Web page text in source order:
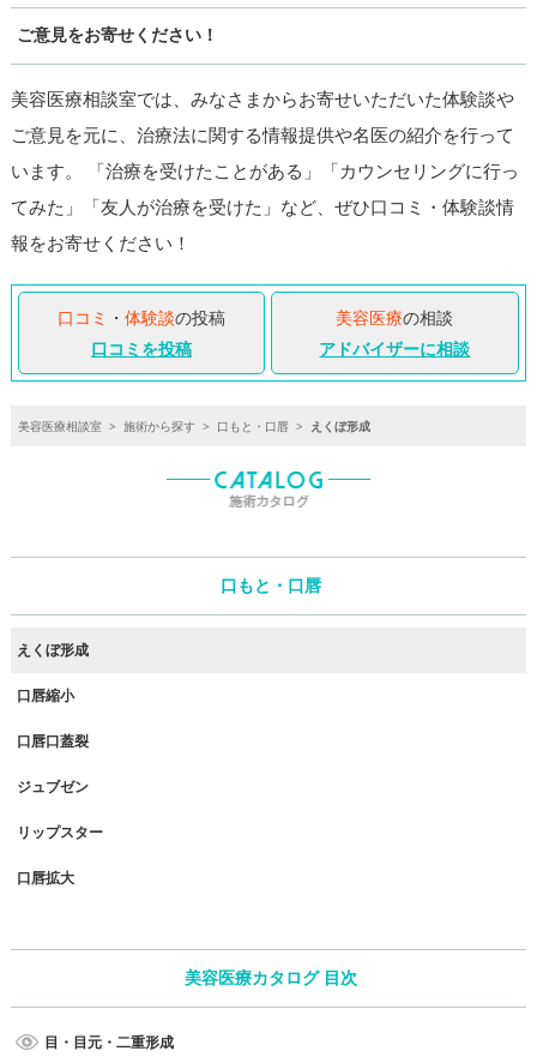
ご意見をお寄せください！
美容医療相談室では、みなさまからお寄せいただいた体験談や
ご意見を元に、治療法に関する情報提供や名医の紹介を行って
います。 「治療を受けたことがある」「カウンセリングに行っ
てみた」「友人が治療を受けた」など、ぜひ口コミ・体験談情
報をお寄せください！
口コミ ・ 体験談の投稿
口コミを投稿
美容医療の相談
アドバイザーに相談
美容医療相談室 > 施術から探す > 口もと・口唇 > えくぼ形成
口もと・口唇
えくぼ形成
口唇縮小
口唇口蓋裂
ジュブゼン
リップスター
口唇拡大
美容医療カタログ 目次
目・目元・二重形成